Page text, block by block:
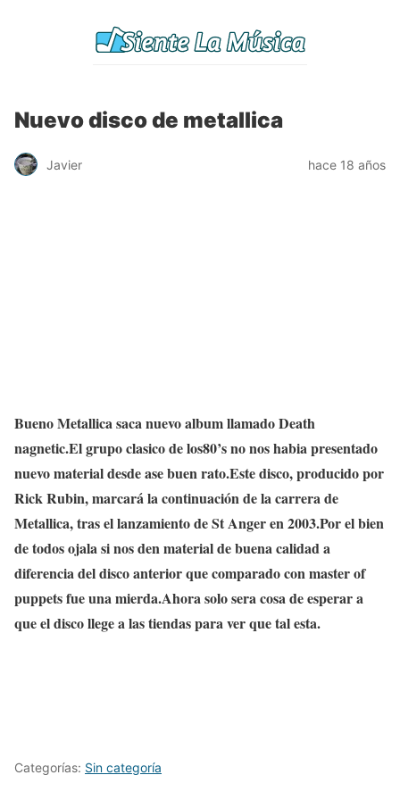
Nuevo disco de metallica
Javier hace 18 años
Bueno Metallica saca nuevo album llamado Death
nagnetic.El grupo clasico de los80’s no nos habia presentado
nuevo material desde ase buen rato.Este disco, producido por
Rick Rubin, marcará la continuación de la carrera de
Metallica, tras el lanzamiento de St Anger en 2003.Por el bien
de todos ojala si nos den material de buena calidad a
diferencia del disco anterior que comparado con master of
puppets fue una mierda.Ahora solo sera cosa de esperar a
que el disco llege a las tiendas para ver que tal esta.
Categorías: Sin categoría